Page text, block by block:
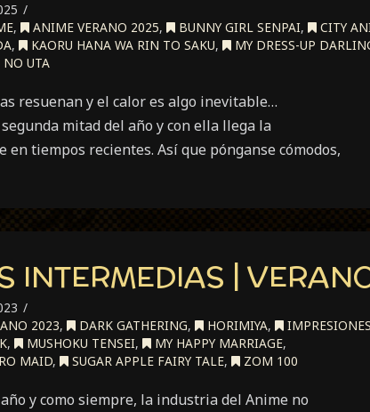
, ANIME VERANO 2025, BUNNY GIRL SENPAI, CITY
, KAORU HANA WA RIN TO SAKU, MY DRESS-UP
NO UTA
resuenan y el calor es algo inevitable…
mitad del año y con ella llega la
tiempos recientes. Así que pónganse cómodos,
INTERMEDIAS |
2023, DARK GATHERING, HORIMIYA,
, MUSHOKU TENSEI, MY HAPPY MARRIAGE,
MAID, SUGAR APPLE FAIRY TALE, ZOM 100
y como siempre, la industria del Anime no